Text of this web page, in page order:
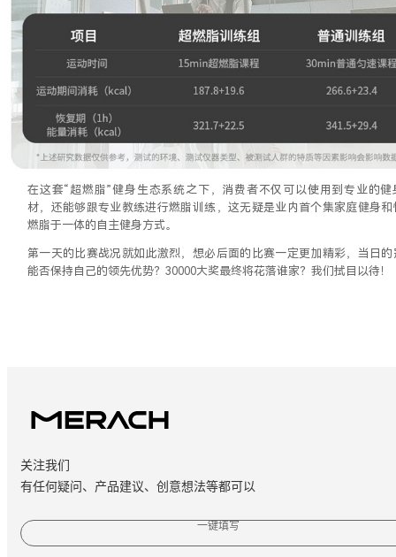
在这套“超燃脂”健身生态系统之下，消费者不仅可以使用到专业的健
材，还能够跟专业教练进行燃脂训练，这无疑是业内首个集家庭健身和
燃脂于一体的自主健身方式。
第一天的比赛战况就如此激烈，想必后面的比赛一定更加精彩，当日的
能否保持自己的领先优势？ 30000大奖最终将花落谁家？我们拭目以待！
关注我们
有任何疑问、产品建议、创意想法等都可以
一键填写